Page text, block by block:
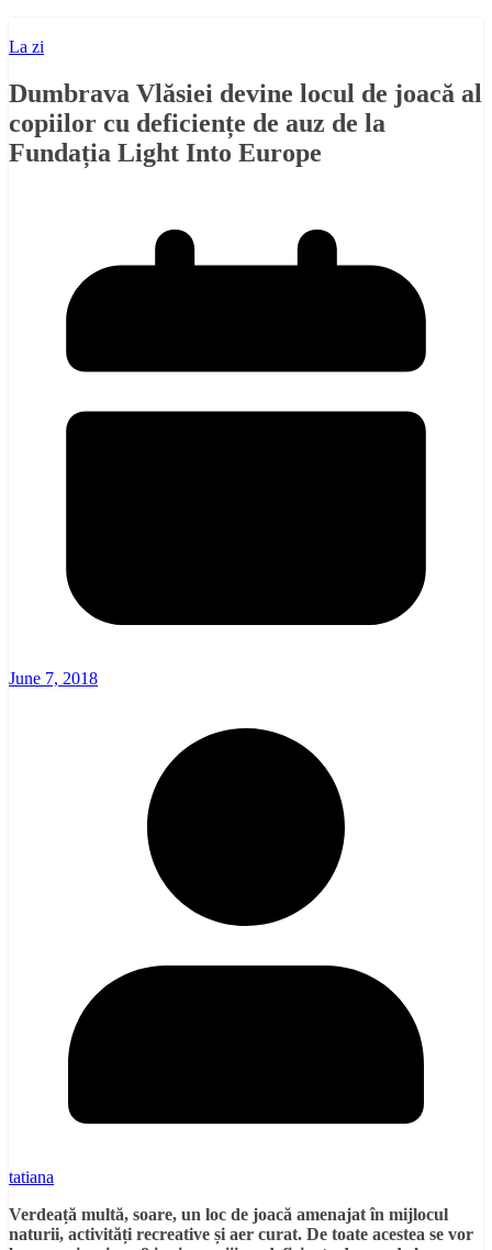
La zi
Dumbrava Vlăsiei devine locul de joacă al
copiilor cu deficiențe de auz de la
Fundația Light Into Europe
June 7, 2018
tatiana
Verdeață multă, soare, un loc de joacă amenajat în mijlocul
naturii, activități recreative și aer curat. De toate acestea se vor